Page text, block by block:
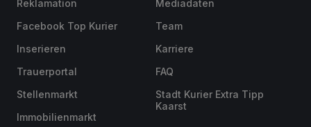
Reklamation
Facebook Top Kurier
Inserieren
Trauerportal
Stellenmarkt
Immobilienmarkt
Mediadaten
Team
Karriere
FAQ
Stadt Kurier Extra Tipp
Kaarst